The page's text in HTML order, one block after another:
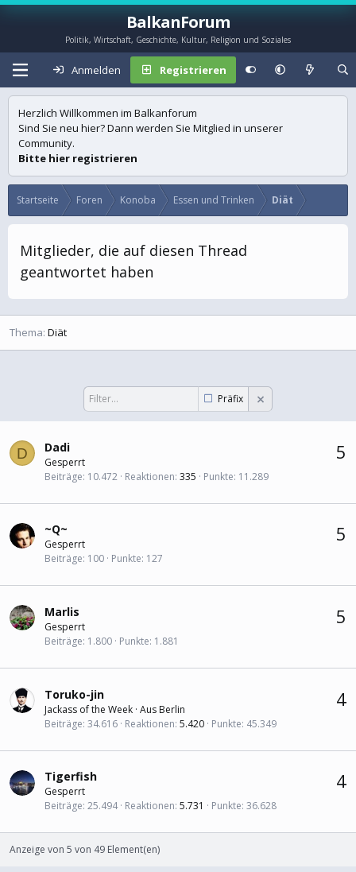
BalkanForum
Politik, Wirtschaft, Geschichte, Kultur, Religion und Soziales
Anmelden Registrieren
Herzlich Willkommen im Balkanforum
Sind Sie neu hier? Dann werden Sie Mitglied in unserer
Community.
Bitte hier registrieren
Startseite Foren Konoba Essen und Trinken Diät
Mitglieder, die auf diesen Thread
geantwortet haben
Thema Diät
Präfix
D 5
Dadi
Gesperrt
Beiträge 10.472 Reaktionen 335 Punkte 11.289
5
~Q~
Gesperrt
Beiträge 100 Punkte 127
5
Marlis
Gesperrt
Beiträge 1.800 Punkte 1.881
4
Toruko-jin
Jackass of the Week · Aus Berlin
Beiträge 34.616 Reaktionen 5.420 Punkte 45.349
4
Tigerfish
Gesperrt
Beiträge 25.494 Reaktionen 5.731 Punkte 36.628
Anzeige von 5 von 49 Element(en)